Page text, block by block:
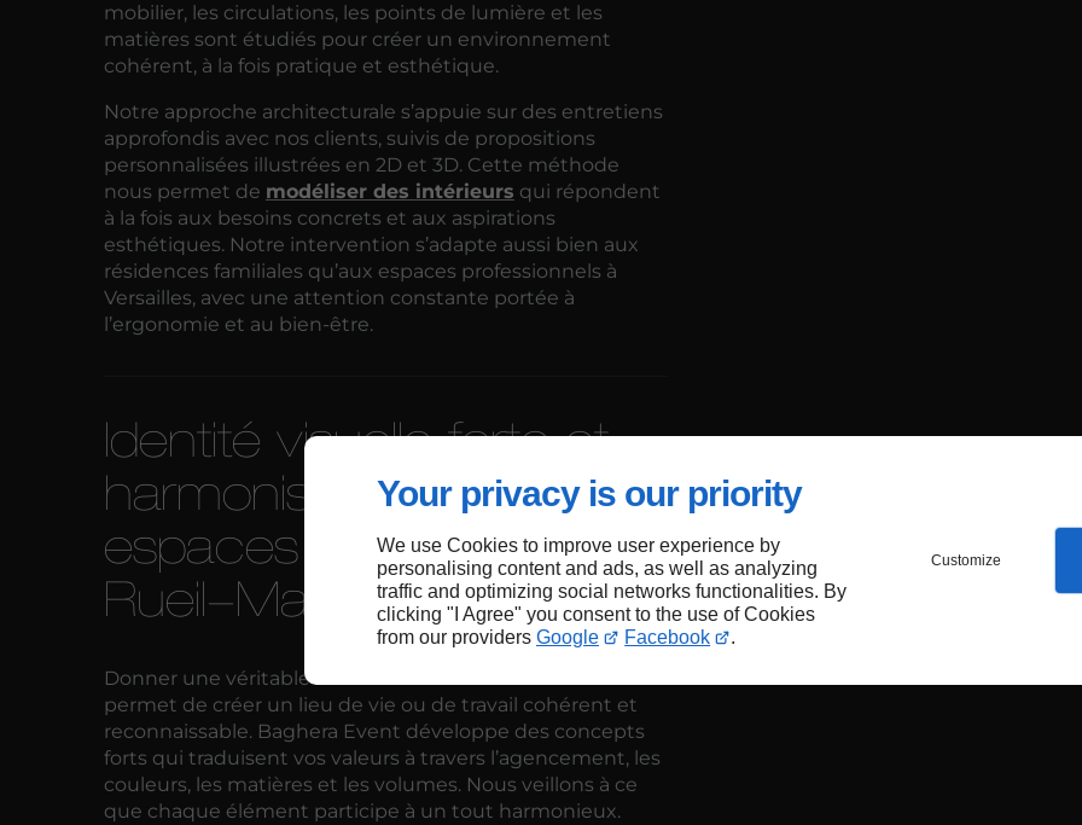
Your privacy is our priority
We use Cookies to improve user experience by
personalising content and ads, as well as analyzing
traffic and optimizing social networks functionalities. By
clicking "I Agree" you consent to the use of Cookies
from our providers Google Facebook .
Customize
mobilier, les circulations, les points de lumière et les
matières sont étudiés pour créer un environnement
cohérent, à la fois pratique et esthétique.
Notre approche architecturale s’appuie sur des entretiens
approfondis avec nos clients, suivis de propositions
personnalisées illustrées en 2D et 3D. Cette méthode
nous permet de modéliser des intérieurs qui répondent
à la fois aux besoins concrets et aux aspirations
esthétiques. Notre intervention s’adapte aussi bien aux
résidences familiales qu’aux espaces professionnels à
Versailles, avec une attention constante portée à
l’ergonomie et au bien-être.
Identité visuelle forte et
harmonisation des
espaces intérieurs à
Rueil-Malmaison
Donner une véritable identité visuelle à un intérieur
permet de créer un lieu de vie ou de travail cohérent et
reconnaissable. Baghera Event développe des concepts
forts qui traduisent vos valeurs à travers l’agencement, les
couleurs, les matières et les volumes. Nous veillons à ce
que chaque élément participe à un tout harmonieux.